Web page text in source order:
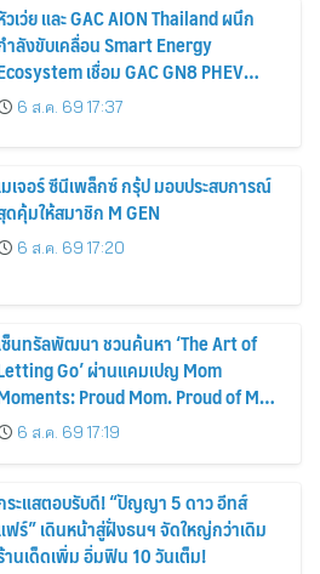
เว่ย และ GAC AION Thailand ผนึก
ำลังขับเคลื่อน Smart Energy
เชื่อม GAC GN8 PHEV
ถยนต์ MPV ระดับพรีเมียม เข้ากับ
พลังงานแสงอาทิตย์ภายในบ้าน
6 ส.ค. 69 17:37
มเจอร์ ซีนีเพล็กซ์ กรุ้ป มอบประสบการณ์
ดคุ้มให้สมาชิก M GEN
6 ส.ค. 69 17:20
ซ็นทรัลพัฒนา ชวนค้นหา ‘The Art of
Go’ ผ่านแคมเปญ Mom
Proud Mom. Proud of My
6 ส.ค. 69 17:19
ระแสตอบรับดี! “ปัญญา 5 ดาว อีทส์
ฟร์” เดินหน้าสู่ฝั่งธนฯ จัดใหญ่กว่าเดิม
านเด็ดเพิ่ม อิ่มฟิน 10 วันเต็ม!